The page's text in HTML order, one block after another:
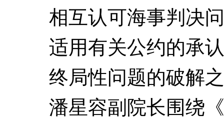
相互认可海事判决
适用有关公约的承
终局性问题的破解
潘星容副院长围绕